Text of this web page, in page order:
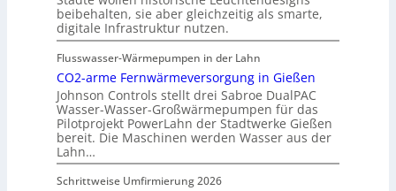
beibehalten, sie aber gleichzeitig als smarte,
digitale Infrastruktur nutzen.
Flusswasser-Wärmepumpen in der Lahn
CO2-arme Fernwärmeversorgung in Gießen
Johnson Controls stellt drei Sabroe DualPAC
Wasser-Wasser-Großwärmepumpen für das
Pilotprojekt PowerLahn der Stadtwerke Gießen
bereit. Die Maschinen werden Wasser aus der
Lahn…
Schrittweise Umfirmierung 2026